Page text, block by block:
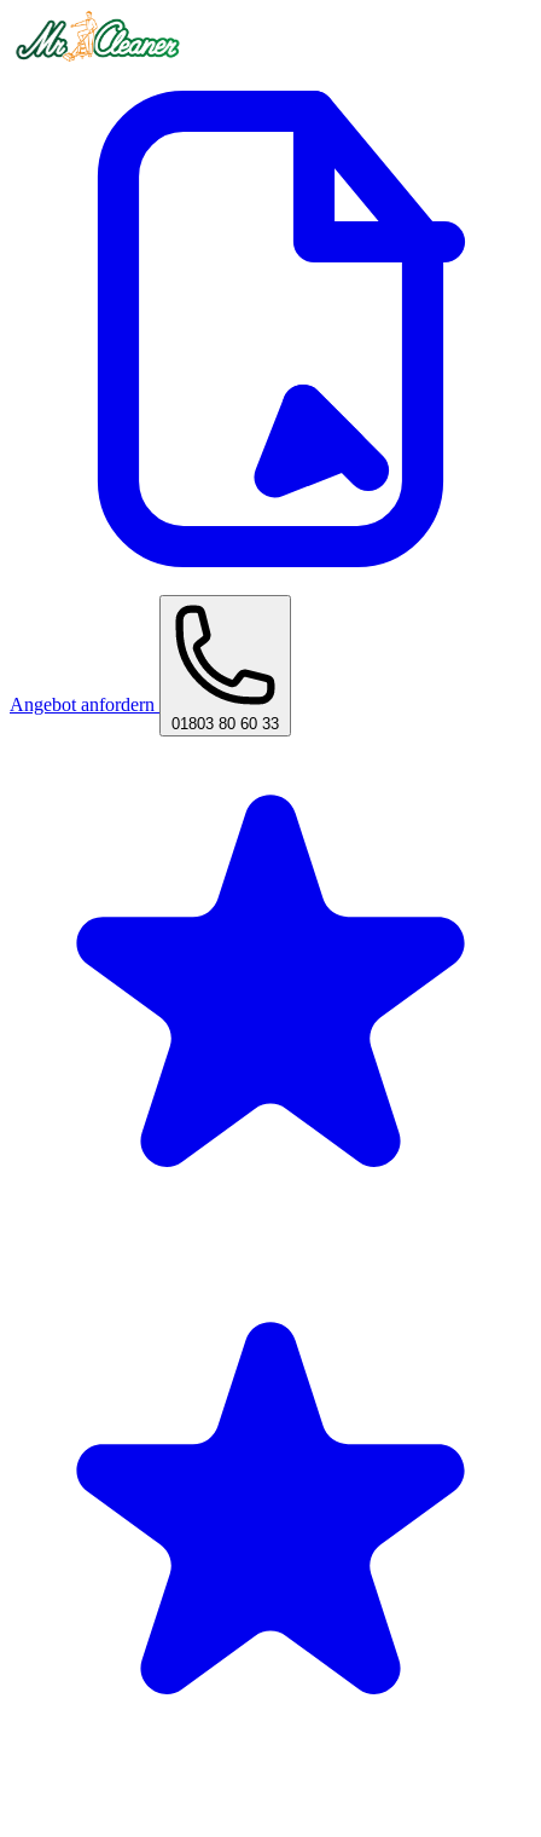
Angebot anfordern
01803 80 60 33